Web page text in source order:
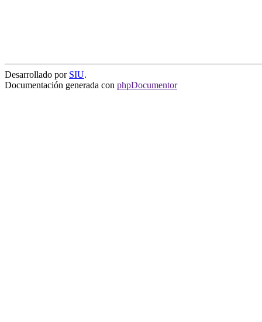
Desarrollado por SIU.
Documentación generada con phpDocumentor